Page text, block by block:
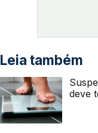
Leia também
deve